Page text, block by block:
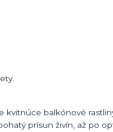
balkónové
prísun živín, až po